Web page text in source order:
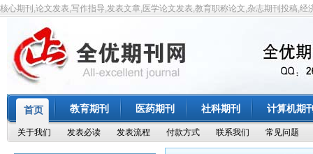
核心期刊,论文发表,写作指导,发表文章,医学论文发表,教育职称论文,杂志期刊投稿,经
首页 教育期刊 医药期刊 社科期刊 计算机期
关于我们 发表必读 发表流程 付款方式 联系我们 常见问题